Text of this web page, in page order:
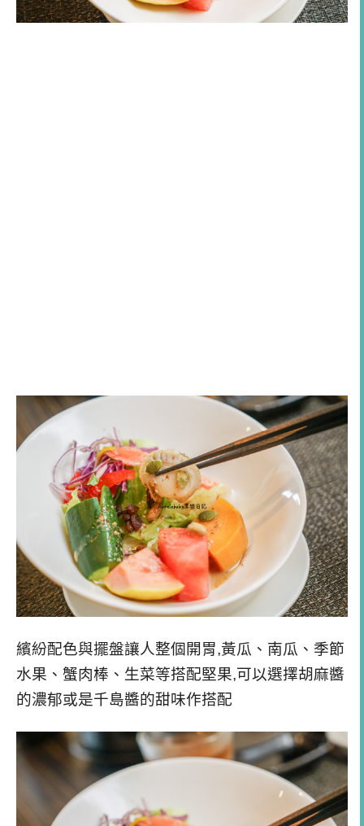
繽紛配色與擺盤讓人整個開胃,黃瓜、南瓜、季節
水果、蟹肉棒、生菜等搭配堅果,可以選擇胡麻醬
的濃郁或是千島醬的甜味作搭配